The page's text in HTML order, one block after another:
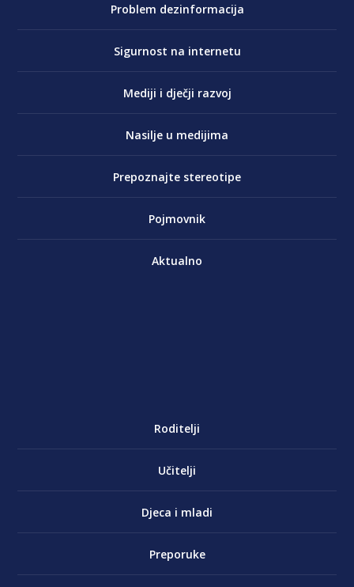
Problem dezinformacija
Sigurnost na internetu
Mediji i dječji razvoj
Nasilje u medijima
Prepoznajte stereotipe
Pojmovnik
Aktualno
Roditelji
Učitelji
Djeca i mladi
Preporuke